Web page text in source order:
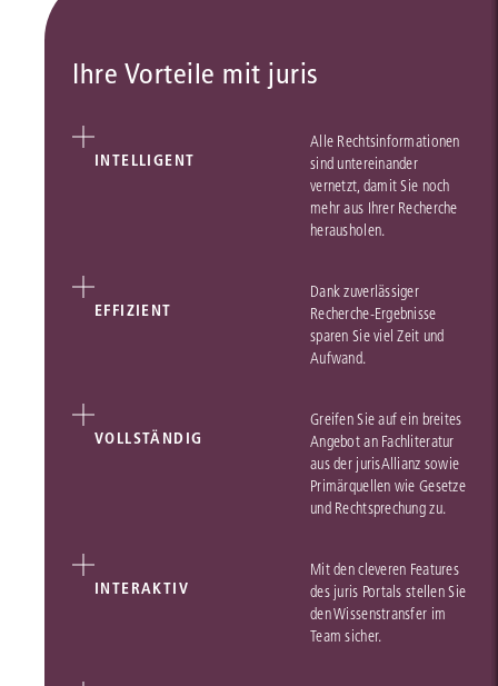
Ihre Vorteile mit juris
INTELLIGENT
Alle Rechtsinformationen
sind untereinander
vernetzt, damit Sie noch
mehr aus Ihrer Recherche
herausholen.
EFFIZIENT
Dank zuverlässiger
Recherche-Ergebnisse
sparen Sie viel Zeit und
Aufwand.
VOLLSTÄNDIG
Greifen Sie auf ein breites
Angebot an Fachliteratur
aus der jurisAllianz sowie
Primärquellen wie Gesetze
und Rechtsprechung zu.
INTERAKTIV
Mit den cleveren Features
des juris Portals stellen Sie
den Wissenstransfer im
Team sicher.